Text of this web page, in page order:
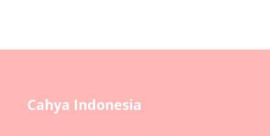
Cahya Indonesia